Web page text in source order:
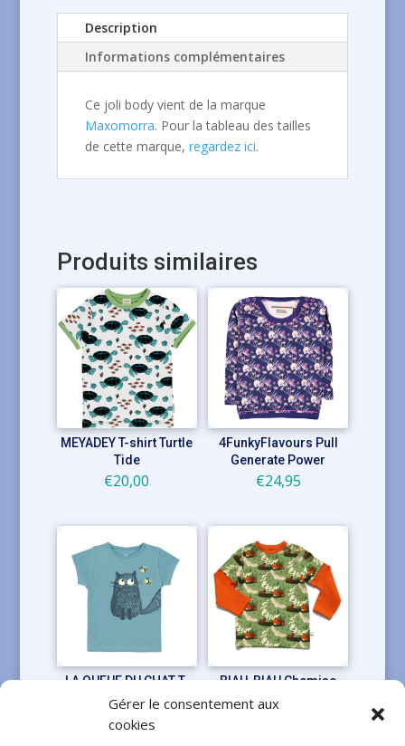
Gérer le consentement aux
cookies
Description
Informations complémentaires
Ce joli body vient de la marque
Maxomorra. Pour la tableau des tailles
de cette marque, regardez ici.
Produits similaires
MEYADEY T-shirt Turtle
Tide
€20,00
4FunkyFlavours Pull
Generate Power
€24,95
LA QUEUE DU CHAT T-
shirt blue Chatbeille
€22,00
BIAU-BIAU Chemise
Earthshine